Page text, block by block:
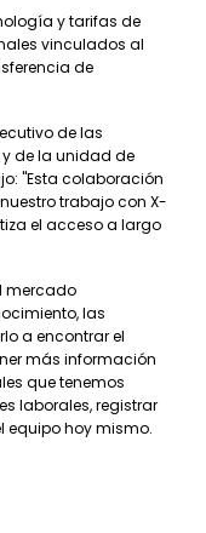
y tarifas de
vinculados al
de
de las
de la unidad de
"Esta colaboración
trabajo con X-
el acceso a largo
mercado
las
a encontrar el
más información
que tenemos
laborales, registrar
equipo hoy mismo.